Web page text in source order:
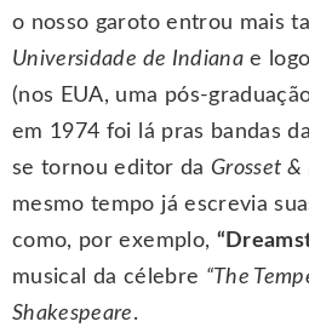
o nosso garoto entrou mais
Universidade de Indiana e
(nos EUA, uma pós-
em 1974 foi lá pras bandas
se tornou editor da Grosset
mesmo tempo já escrevia
como, por exemplo,
musical da célebre “The
Shakespeare.